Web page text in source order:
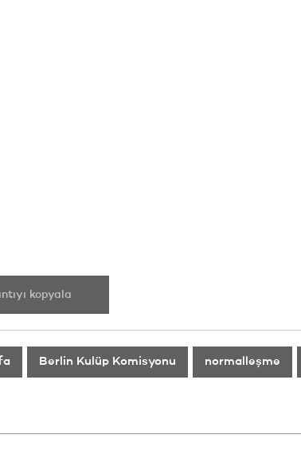
kopyala
Berlin Kulüp Komisyonu normalleşme